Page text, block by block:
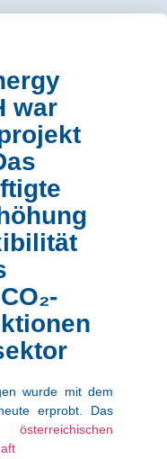
war
wurde mit dem
erprobt. Das
österreichischen